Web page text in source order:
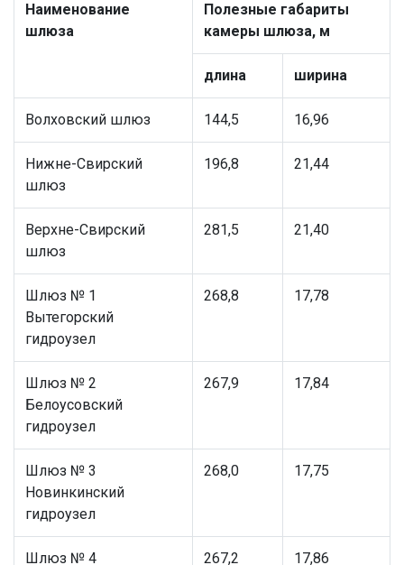
Наименование
шлюза
Полезные габариты
камеры шлюза, м
длина ширина
Волховский шлюз 144,5 16,96
Нижне-Свирский
шлюз
196,8 21,44
Верхне-Свирский
шлюз
281,5 21,40
Шлюз № 1
Вытегорский
гидроузел
268,8 17,78
Шлюз № 2
Белоусовский
гидроузел
267,9 17,84
Шлюз № 3
Новинкинский
гидроузел
268,0 17,75
Шлюз № 4
267,2 17,86